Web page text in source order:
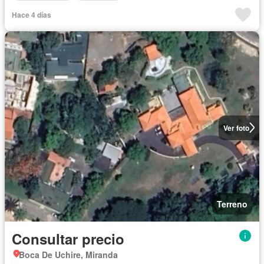
Hace 4 días
Ver foto
Terreno
Consultar precio
Boca De Uchire, Miranda